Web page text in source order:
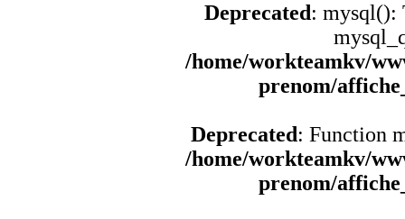
Deprecated: mysql():
/home/workteamkv/
prenom/
Deprecated: Function
/home/workteamkv/
prenom/